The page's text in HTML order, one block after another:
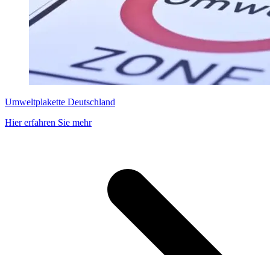
Umweltplakette Deutschland
Hier erfahren Sie mehr